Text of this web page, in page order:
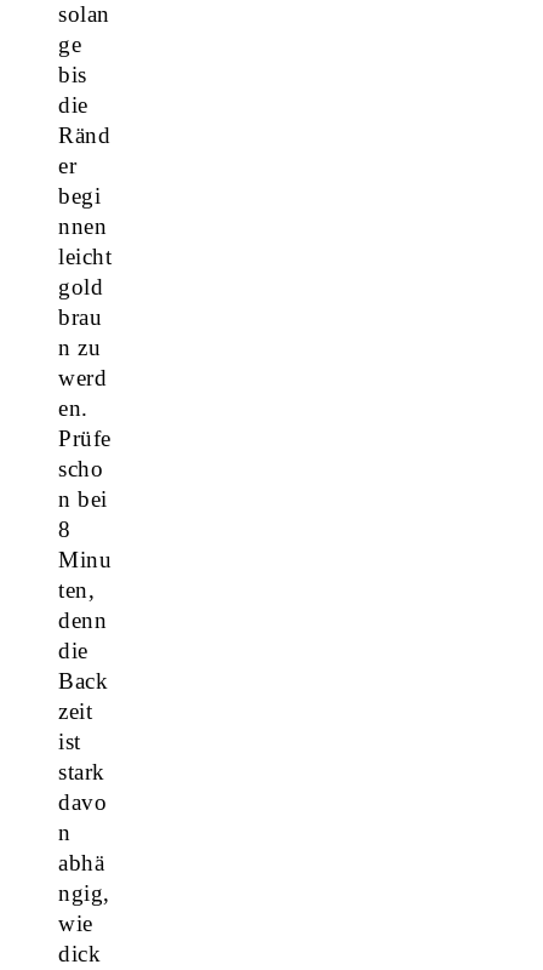
solan
ge
bis
die
Ränd
er
begi
nnen
leicht
gold
brau
n zu
werd
en.
Prüfe
scho
n bei
8
Minu
ten,
denn
die
Back
zeit
ist
stark
davo
n
abhä
ngig,
wie
dick